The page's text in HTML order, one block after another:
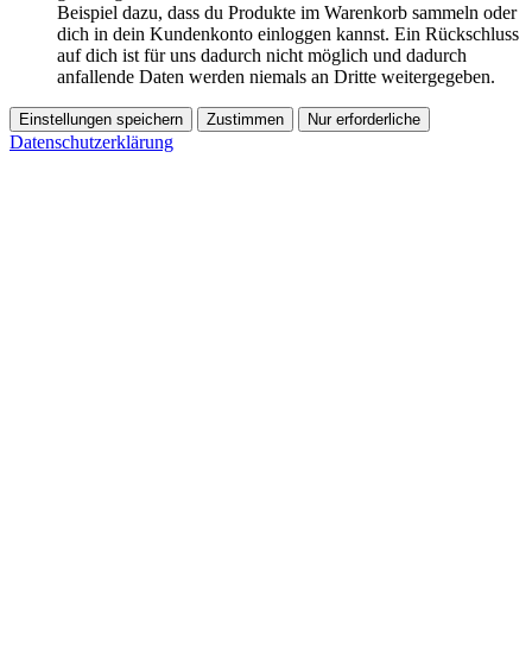
Beispiel dazu, dass du Produkte im Warenkorb sammeln oder
dich in dein Kundenkonto einloggen kannst. Ein Rückschluss
auf dich ist für uns dadurch nicht möglich und dadurch
anfallende Daten werden niemals an Dritte weitergegeben.
Einstellungen speichern Zustimmen Nur erforderliche
Datenschutzerklärung